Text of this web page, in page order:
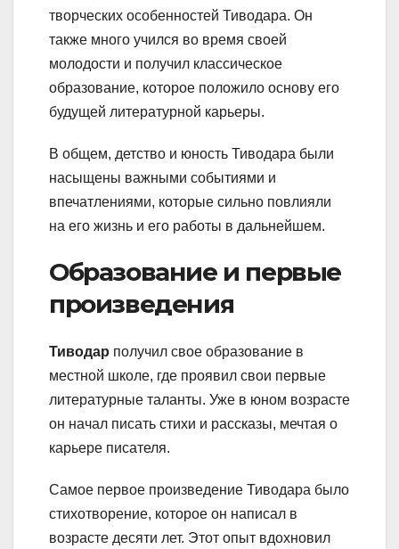
творческих особенностей Тиводара. Он
также много учился во время своей
молодости и получил классическое
образование, которое положило основу его
будущей литературной карьеры.
В общем, детство и юность Тиводара были
насыщены важными событиями и
впечатлениями, которые сильно повлияли
на его жизнь и его работы в дальнейшем.
Образование и первые
произведения
Тиводар получил свое образование в
местной школе, где проявил свои первые
литературные таланты. Уже в юном возрасте
он начал писать стихи и рассказы, мечтая о
карьере писателя.
Самое первое произведение Тиводара было
стихотворение, которое он написал в
возрасте десяти лет. Этот опыт вдохновил